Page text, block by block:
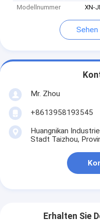
Modellnummer
XN-
Sehen
Mr. Zhou
+8613958193545
Huangnikan
Stadt Taizhou,
Erhalten Sie